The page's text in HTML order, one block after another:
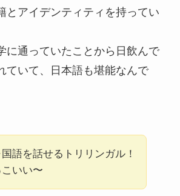
とアイデンティティを持ってい
に通っていたことから日飲んで
ていて、日本語も堪能なんで
国語を話せるトリリンガル！
いい〜